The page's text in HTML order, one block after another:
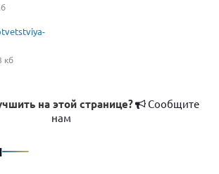
кб
на этой странице?
Сообщите
нам